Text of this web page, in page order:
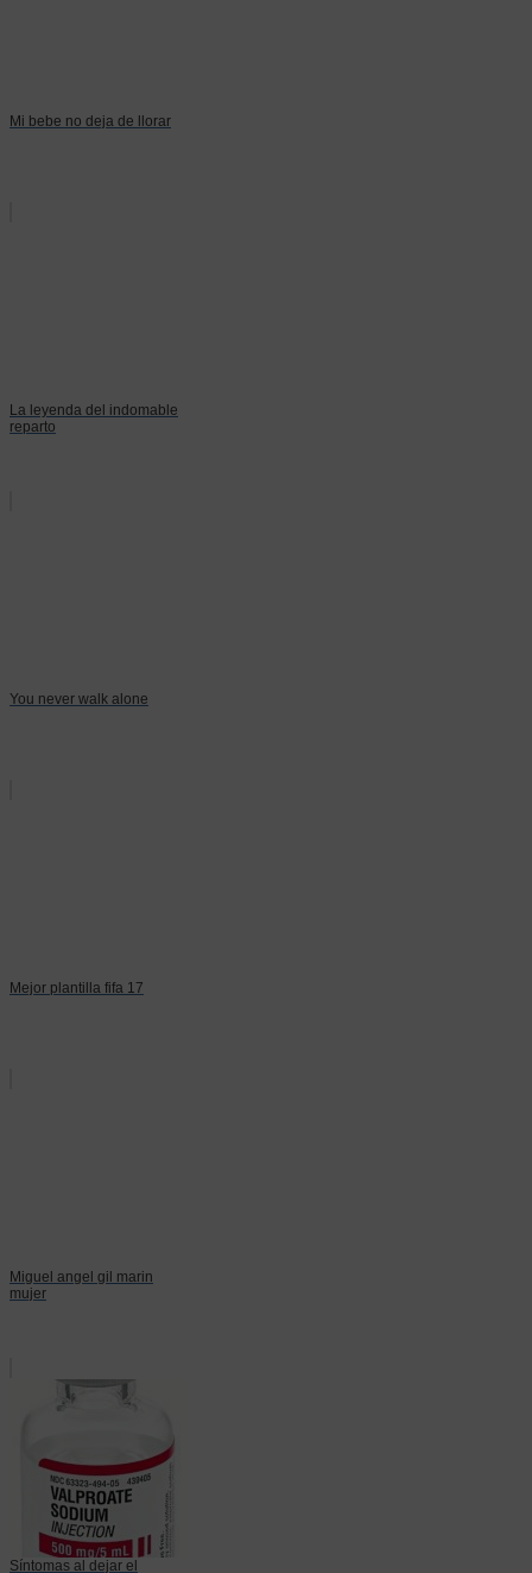
Mi bebe no deja de llorar
La leyenda del indomable
reparto
You never walk alone
Mejor plantilla fifa 17
Miguel angel gil marin
mujer
Síntomas al dejar el